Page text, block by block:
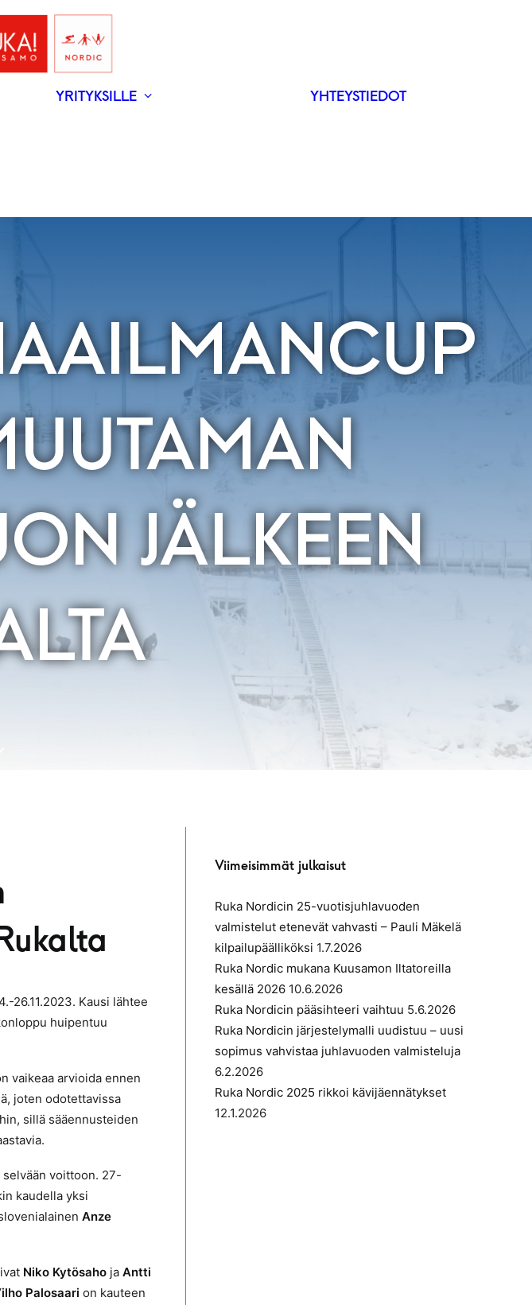
YRITYKSILLE YHTEYSTIEDOT
JÄLKEEN
26.11.2023. Kausi lähtee
huipentuu
vaikeaa arvioida ennen
joten odotettavissa
sillä sääennusteiden
selvään voittoon. 27-
kaudella yksi
Anze
Niko Kytösaho ja Antti
Palosaari on kauteen
Viimeisimmät julkaisut
Ruka Nordicin 25-vuotisjuhlavuoden
valmistelut etenevät vahvasti – Pauli Mäkelä
kilpailupäälliköksi 1.7.2026
Ruka Nordic mukana Kuusamon Iltatoreilla
kesällä 2026 10.6.2026
Ruka Nordicin pääsihteeri vaihtuu 5.6.2026
Ruka Nordicin järjestelymalli uudistuu – uusi
sopimus vahvistaa juhlavuoden valmisteluja
6.2.2026
Ruka Nordic 2025 rikkoi kävijäennätykset
12.1.2026